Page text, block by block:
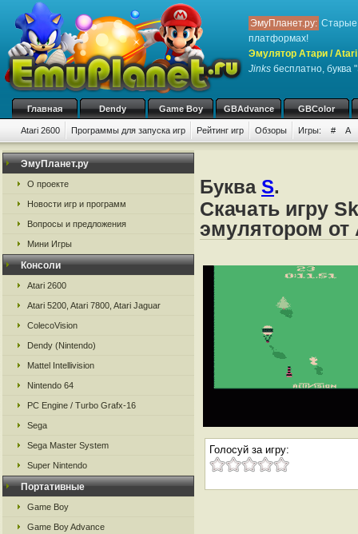
ЭмуПланет.ру: Старые
платформах!
Эмулятор Атари /
Jinks бесплатно, буква
Главная Dendy Game Boy GBAdvance GBColor
Atari 2600 Программы для запуска игр Рейтинг игр Обзоры Игры: # A
ЭмуПланет.ру
О проекте
Новости игр и программ
Вопросы и предложения
Мини Игры
Консоли
Atari 2600
Atari 5200, Atari 7800, Atari Jaguar
ColecoVision
Dendy (Nintendo)
Mattel Intellivision
Nintendo 64
PC Engine / Turbo Grafx-16
Sega
Sega Master System
Super Nintendo
Портативные
Game Boy
Game Boy Advance
Буква S.
Скачать игру
эмулятором от
Голосуй за игру: